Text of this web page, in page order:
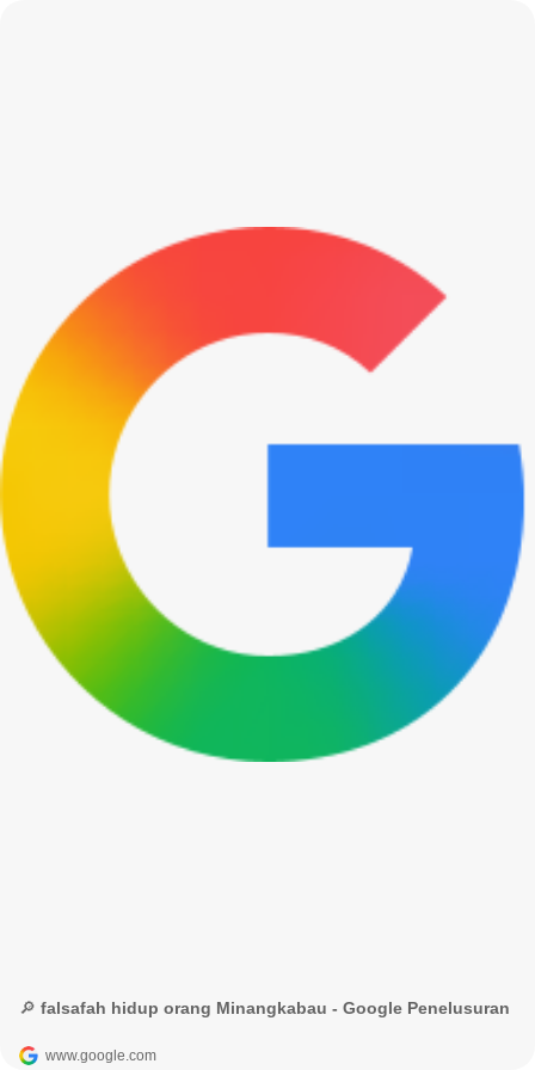
🔎 falsafah hidup orang Minangkabau - Google Penelusuran
www.google.com